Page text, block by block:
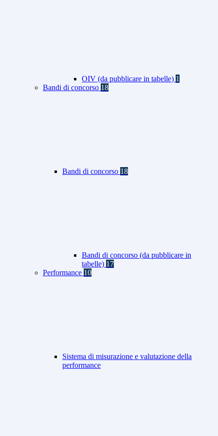
OIV (da pubblicare in tabelle) 1
Bandi di concorso 18
Bandi di concorso 18
Bandi di concorso (da pubblicare in
tabelle) 17
Performance 10
Sistema di misurazione e valutazione della
performance